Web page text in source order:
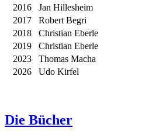
2016
Jan Hillesheim
2017
Robert Begri
2018
Christian Eberle
2019
Christian Eberle
2023
Thomas Macha
2026
Udo Kirfel
Die Bücher